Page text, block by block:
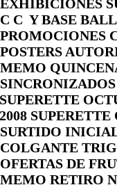
C Y BASE
MEMO
DE
RETIRO